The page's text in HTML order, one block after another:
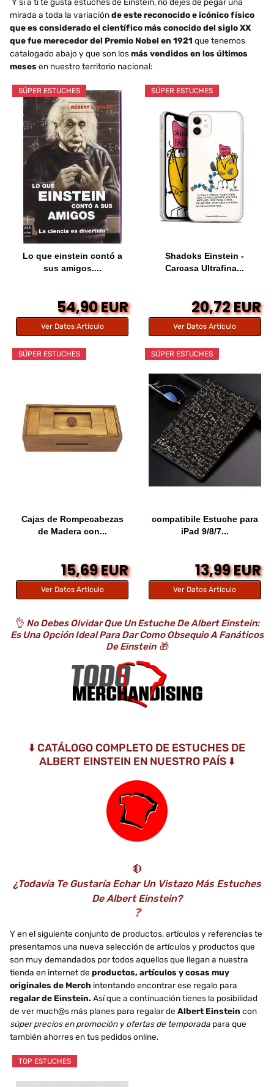
Y si a ti te gusta estuches de Einstein, no dejes de pegar una
mirada a toda la variaciónde este reconocido e icónico físico
que es considerado el científico más conocido del siglo XX
que fue merecedor del Premio Nobel en 1921 que tenemos
catalogado abajo y que son losmás vendidos en los últimos
meses en nuestro territorio nacional:
SÚPER ESTUCHES
Lo que einstein contó a
sus amigos....
54,90 EUR
Ver Datos Artículo
SÚPER ESTUCHES
Shadoks Einstein -
Carcasa Ultrafina...
20,72 EUR
Ver Datos Artículo
SÚPER ESTUCHES
Cajas de Rompecabezas
de Madera con...
15,69 EUR
Ver Datos Artículo
SÚPER ESTUCHES
compatibile Estuche para
iPad 9/8/7...
13,99 EUR
Ver Datos Artículo
👌 No Debes Olvidar Que Un Estuche De Albert Einstein:
Es Una Opción Ideal Para Dar Como Obsequio A Fanáticos
De Einstein 🎁
⬇️ CATÁLOGO COMPLETO DE ESTUCHES DE
ALBERT EINSTEIN EN NUESTRO PAÍS ⬇️
🔴
¿Todavía Te Gustaría Echar Un Vistazo Más Estuches
De Albert Einstein?
❓
Y en el siguiente conjunto de productos, artículos y referencias te
presentamos una nueva selección de artículos y productos que
son muy demandados por todos aquellos que llegan a nuestra
tienda en internet de productos, artículos y cosas muy
originales de Merch intentando encontrar ese regalo para
regalar de Einstein.Así que a continuación tienes la posibilidad
de ver much@s más planes para regalar de Albert Einstein con
súper precios en promoción y ofertas de temporada para que
también ahorres en tus pedidos online.
TOP ESTUCHES